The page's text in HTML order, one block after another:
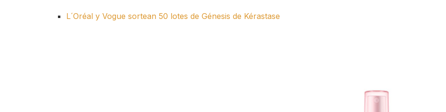
L´Oréal y Vogue sortean 50 lotes de Génesis de Kérastase